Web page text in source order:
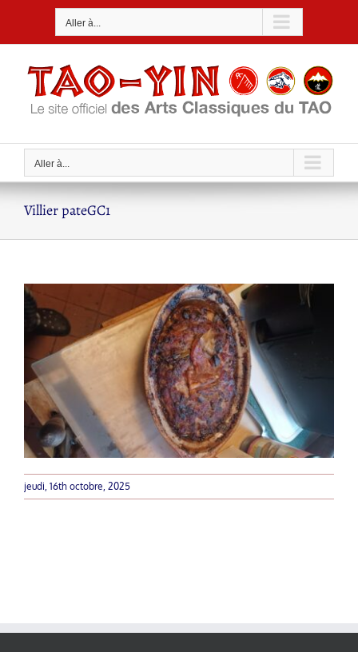
Aller à...
Aller à...
Villier pateGC1
jeudi, 16th octobre, 2025